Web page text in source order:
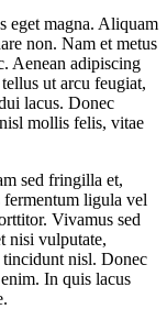
eget magna. Aliquam
non. Nam et metus
Aenean adipiscing
ut arcu feugiat,
lacus. Donec
mollis felis, vitae
sed fringilla et,
fermentum ligula vel
Vivamus sed
nisi vulputate,
tincidunt nisl. Donec
In quis lacus